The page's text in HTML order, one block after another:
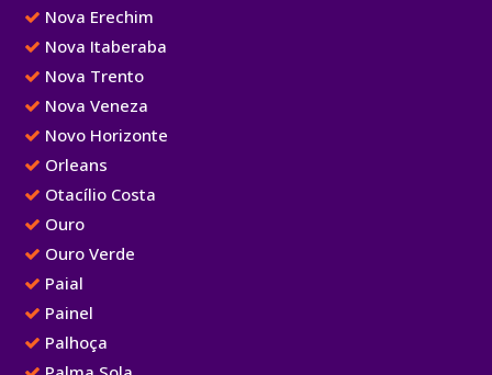
Nova Erechim
Nova Itaberaba
Nova Trento
Nova Veneza
Novo Horizonte
Orleans
Otacílio Costa
Ouro
Ouro Verde
Paial
Painel
Palhoça